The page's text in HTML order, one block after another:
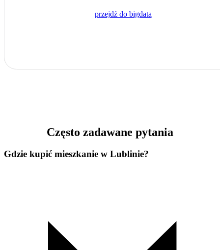
przejdź do bigdata
Często zadawane pytania
Gdzie kupić mieszkanie w Lublinie?